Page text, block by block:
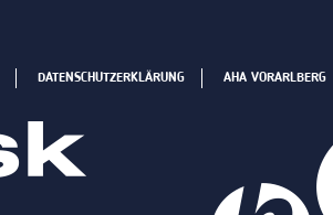
DATENSCHUTZERKLÄRUNG AHA VORARLBERG